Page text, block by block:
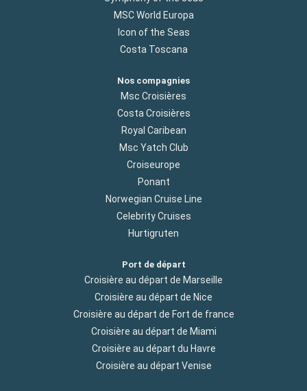
MSC World Europa
Icon of the Seas
Costa Toscana
Nos compagnies
Msc Croisières
Costa Croisières
Royal Caribean
Msc Yatch Club
Croiseurope
Ponant
Norwegian Cruise Line
Celebrity Cruises
Hurtigruten
Port de départ
Croisière au départ de Marseille
Croisière au départ de Nice
Croisière au départ de Fort de france
Croisière au départ de Miami
Croisière au départ du Havre
Croisière au départ Venise